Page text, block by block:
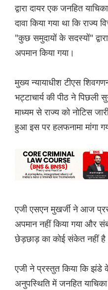
द्वारा दायर एक जनहित
दावा किया गया था कि राज्य
"कुछ समुदायों के सदस्यों"
अपमान किया गया।
मुख्य न्यायाधीश टीएस
भट्टाचार्य की पीठ ने
माध्यम से राज्य को नोटिस
हुआ इस पर हलफनामा मांगा
एजी एसएन मुखर्जी ने आज
अपमान नहीं किया गया और
छेड़छाड़ का कोई संकेत नहीं
एजी ने प्रस्तुत किया कि झंडे
अनुपस्थिति में जनहित